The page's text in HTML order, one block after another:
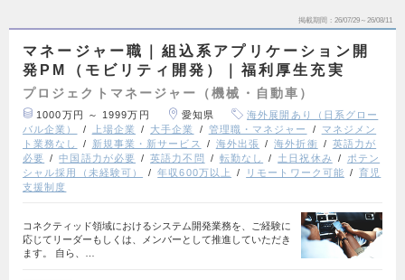
掲載期間 26/07/29～26/08/11
マネージャー職｜組込系アプリケーション開
発PM（モビリティ開発）｜福利厚生充実
プロジェクトマネージャー（機械・自動車）
1000万円 ～ 1999万円 愛知県
海外展開あり（日系グロー
バル企業）
上場企業 大手企業 管理職・マネジャー
マネジメン
ト業務なし
新規事業・新サービス 海外出張 海外折衝
英語力が
必要
中国語力が必要 英語力不問 転勤なし 土日祝休み
ポテン
シャル採用（未経験可）
年収600万以上 リモートワーク可能
育児
支援制度
コネクティッド領域におけるシステム開発業務を、ご経験に
応じてリーダーもしくは、メンバーとして推進していただき
ます。 自ら、…